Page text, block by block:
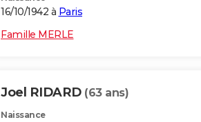
16/10/1942 à Paris
Famille MERLE
Joel RIDARD (63 ans)
Naissance